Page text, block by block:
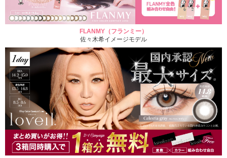
FLANMY（フランミー）
佐々木希イメージモデル